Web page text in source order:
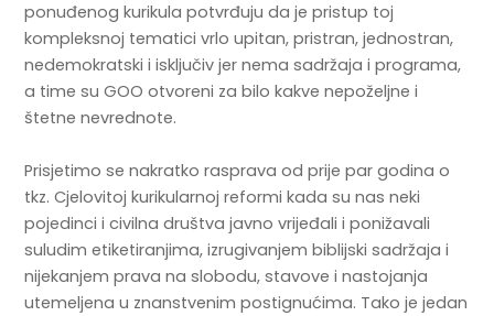
ponuđenog kurikula potvrđuju da je pristup toj
kompleksnoj tematici vrlo upitan, pristran, jednostran,
nedemokratski i isključiv jer nema sadržaja i programa,
a time su GOO otvoreni za bilo kakve nepoželjne i
štetne nevrednote.
Prisjetimo se nakratko rasprava od prije par godina o
tkz. Cjelovitoj kurikularnoj reformi kada su nas neki
pojedinci i civilna društva javno vrijeđali i ponižavali
suludim etiketiranjima, izrugivanjem biblijski sadržaja i
nijekanjem prava na slobodu, stavove i nastojanja
utemeljena u znanstvenim postignućima. Tako je jedan